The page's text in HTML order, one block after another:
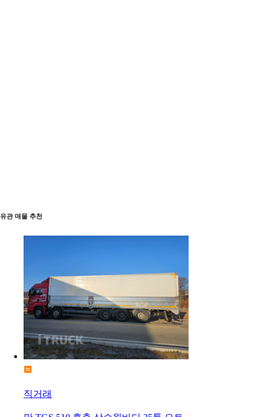
유관 매물 추천
직거래